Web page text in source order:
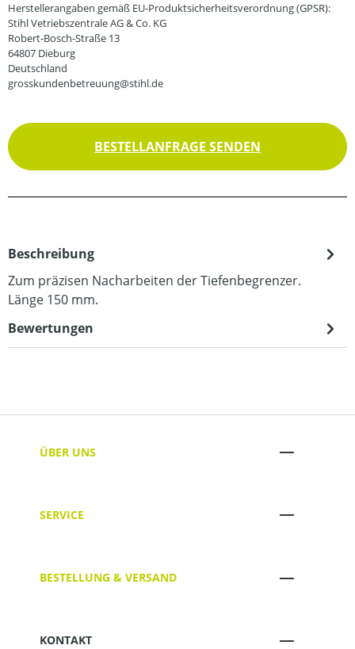
Herstellerangaben gemäß EU-Produktsicherheitsverordnung (GPSR):
Stihl Vetriebszentrale AG & Co. KG
Robert-Bosch-Straße 13
64807 Dieburg
Deutschland
grosskundenbetreuung@stihl.de
BESTELLANFRAGE SENDEN
Beschreibung
Zum präzisen Nacharbeiten der Tiefenbegrenzer.
Länge 150 mm.
Bewertungen
ÜBER UNS
SERVICE
BESTELLUNG & VERSAND
KONTAKT